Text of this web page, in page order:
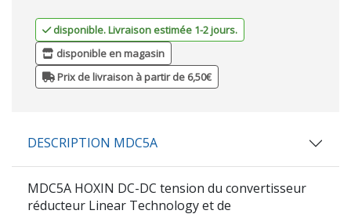
disponible. Livraison estimée 1-2 jours.
disponible en magasin
Prix de livraison à partir de 6,50€
DESCRIPTION MDC5A
MDC5A HOXIN DC-DC tension du convertisseur
réducteur Linear Technology et de